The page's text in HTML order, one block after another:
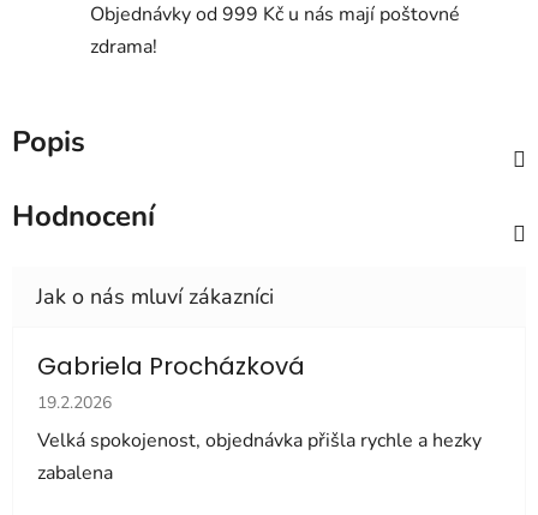
Objednávky od 999 Kč u nás mají poštovné
zdrama!
Popis
Hodnocení
Gabriela Procházková
Hodnocení obchodu je 5 z 5 hvězdiček.
19.2.2026
Velká spokojenost, objednávka přišla rychle a hezky
zabalena